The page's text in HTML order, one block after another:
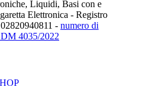
Liquidi, Basi con e
Elettronica - Registro
- numero di
4035/2022